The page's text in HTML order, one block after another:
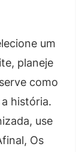
um
planeje
como
história.
use
Os